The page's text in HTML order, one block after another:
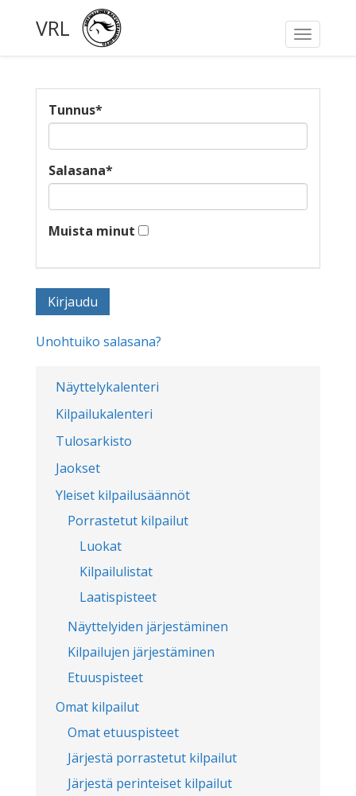
Toggle
VRL
Näyttelykalenteri
Kilpailukalenteri
Tulosarkisto
Jaokset
Yleiset kilpailusäännöt
Porrastetut kilpailut
Luokat
Kilpailulistat
Laatispisteet
Näyttelyiden järjestäminen
Kilpailujen järjestäminen
Etuuspisteet
Omat kilpailut
Omat etuuspisteet
Järjestä porrastetut kilpailut
Järjestä perinteiset kilpailut
Tunnus*
Salasana*
Muista minut
Unohtuiko salasana?